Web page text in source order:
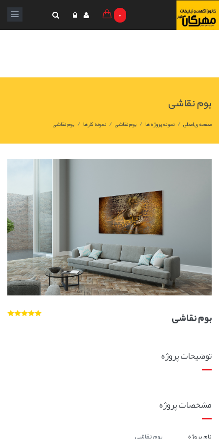
0
بوم نقاشی
صفحه ی اصلی / نمونه پروژه ها / بوم نقاشی / نمونه کارها / بوم نقاشی
بوم نقاشی
توضیحات پروژه
مشخصات پروژه
نام پروژه
بوم نقاشی